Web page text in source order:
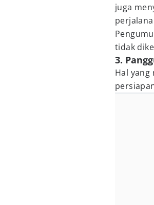
juga
tidak
3.
Hal